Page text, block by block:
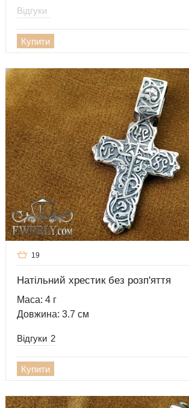
Відгуки
Купити
19
Натільний хрестик без розп'яття
Маса: 4 г
Довжина: 3.7 см
Відгуки 2
Купити